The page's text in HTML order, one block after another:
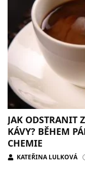
JAK ODSTRANIT
KÁVY? BĚHEM
CHEMIE
KATEŘINA LULKOVÁ